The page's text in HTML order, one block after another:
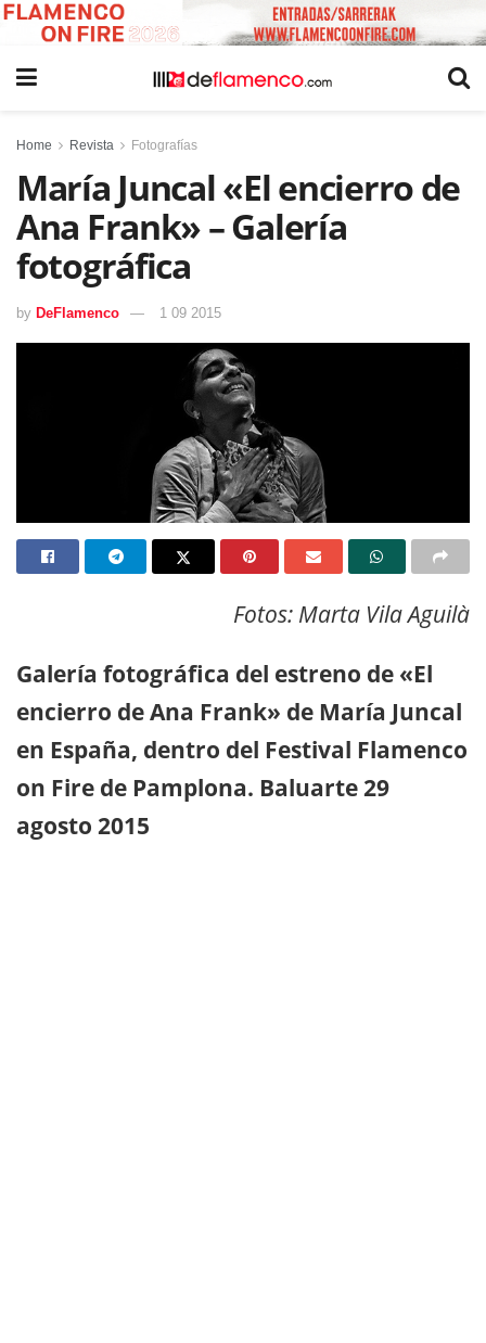
Home Revista Fotografías
María Juncal «El encierro de
Ana Frank» – Galería
fotográfica
by DeFlamenco 1 09 2015
Fotos: Marta Vila Aguilà
Galería fotográfica del estreno de «El
encierro de Ana Frank» de María Juncal
en España, dentro del Festival Flamenco
on Fire de Pamplona. Baluarte 29
agosto 2015